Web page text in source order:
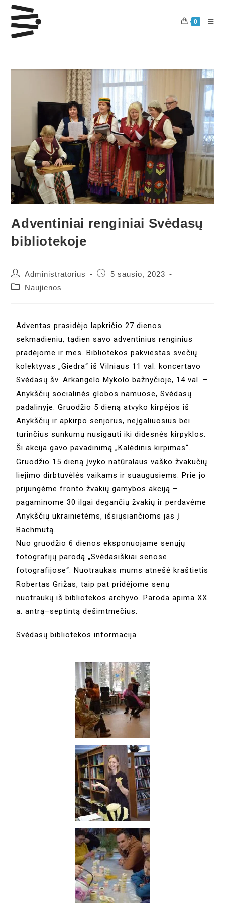
0
Adventiniai renginiai Svėdasų
bibliotekoje
Administratorius
5 sausio, 2023
Naujienos
Adventas prasidėjo lapkričio 27 dienos
sekmadieniu, tądien savo adventinius renginius
pradėjome ir mes. Bibliotekos pakviestas svečių
kolektyvas „Giedra“ iš Vilniaus 11 val. koncertavo
Svėdasų šv. Arkangelo Mykolo bažnyčioje, 14 val. –
Anykščių socialinės globos namuose, Svėdasų
padalinyje. Gruodžio 5 dieną atvyko kirpėjos iš
Anykščių ir apkirpo senjorus, neįgaliuosius bei
turinčius sunkumų nusigauti iki didesnės kirpyklos.
Ši akcija gavo pavadinimą „Kalėdinis kirpimas“.
Gruodžio 15 dieną įvyko natūralaus vaško žvakučių
liejimo dirbtuvėlės vaikams ir suaugusiems. Prie jo
prijungėme fronto žvakių gamybos akciją –
pagaminome 30 ilgai degančių žvakių ir perdavėme
Anykščių ukrainietėms, išsiųsiančioms jas į
Bachmutą.
Nuo gruodžio 6 dienos eksponuojame senųjų
fotografijų parodą „Svėdasiškiai senose
fotografijose“. Nuotraukas mums atnešė kraštietis
Robertas Grižas, taip pat pridėjome senų
nuotraukų iš bibliotekos archyvo. Paroda apima XX
a. antrą–septintą dešimtmečius.
Svėdasų bibliotekos informacija